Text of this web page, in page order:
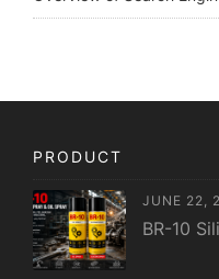
PRODUCT
JUNE 22,
BR-10